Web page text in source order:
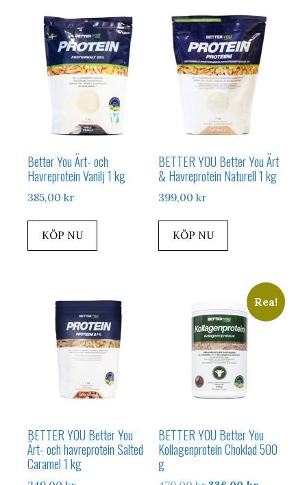
Better You Ärt- och
Havreprotein Vanilj 1 kg
385,00 kr
KÖP NU
BETTER YOU Better You Ärt
& Havreprotein Naturell 1 kg
399,00kr
KÖP NU
BETTER YOU Better You
Ärt- och havreprotein Salted
Caramel 1 kg
Rea!
BETTER YOU Better You
Kollagenprotein Choklad 500
g